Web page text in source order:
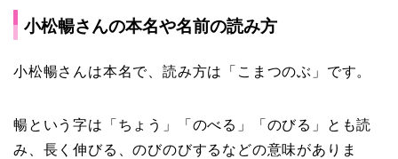
小松暢さんの本名や名前の読み方
小松暢さんは本名で、 読み方は「こまつのぶ」 です。
暢という字は「ちょう」「のべる」「のびる」とも読
み、長く伸びる、のびのびするなどの意味がありま